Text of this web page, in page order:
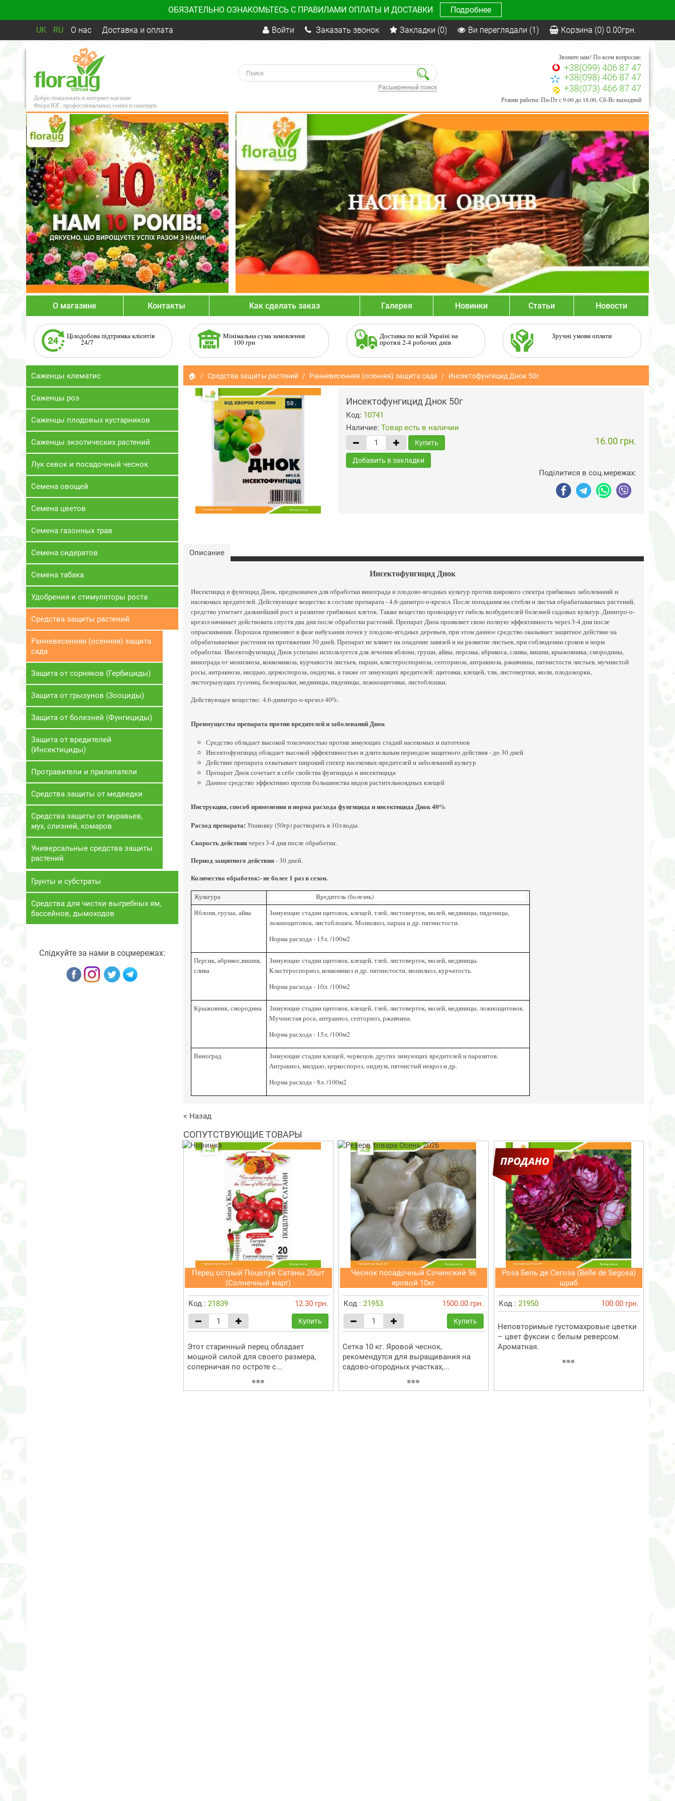
ОБЯЗАТЕЛЬНО ОЗНАКОМЬТЕСЬ С ПРАВИЛАМИ ОПЛАТЫ И ДОСТАВКИ Подробнее
UK RU О нас Доставка и оплата Войти Заказать звонок Закладки (0) Ви переглядали (1) Корзина (0) 0.00грн.
Добро пожаловать в интернет-магазин
Флора ЮГ, профессиональных семян и саженцев.
Расширенный поиск
Звоните нам! По всем вопросам:
+38(099) 406 87 47
+38(098) 406 87 47
+38(073) 466 87 47
Режим работы: Пн-Пт с 9.00 до 18.00, Сб-Вс выходной
О магазине Контакты Как сделать заказ Галерея Новинки Статьи Новости
Цілодобова підтримка клієнтів
24/7
Мінімальна сума замовлення
100 грн
Доставка по всій Україні на
протязі 2-4 робочих днів
Зручні умови оплати
Саженцы клематис
Саженцы роз
Саженцы плодовых кустарников
Саженцы экзотических растений
Лук севок и посадочный чеснок
Семена овощей
Семена цветов
Семена газонных трав
Семена сидератов
Семена табака
Удобрения и стимуляторы роста
Средства защиты растений
Ранневесенняя (осенняя) защита
сада
Защита от сорняков (Гербициды)
Защита от грызунов (Зооциды)
Защита от болезней (Фунгициды)
Защита от вредителей
(Инсектициды)
Протравители и прилипатели
Средства защиты от медведки
Средства защиты от муравьев,
мух, слизней, комаров
Универсальные средства защиты
растений
Грунты и субстраты
Средства для чистки выгребных ям,
бассейнов, дымоходов
Слідкуйте за нами в соцмережах:
🏠 Средства защиты растений Ранневесенняя (осенняя) защита сада Инсектофунгицид Днок 50г
Инсектофунгицид Днок 50г
Код: 10741
Наличие: Товар есть в наличии
Купить 16.00 грн.
Добавить в закладки
Поділитися в соц.мережах:
Описание
Инсектофунгицид Днок
Инсектицид и фунгицид Днок, предназначен для обработки винограда и плодово-ягодных культур против широкого спектра грибковых заболеваний и
насекомых вредителей. Действующее вещество в составе препарата - 4.6-динитро-о-крезол. После попадания на стебли и листья обрабатываемых растений,
средство угнетает дальнейший рост и развитие грибковых клеток. Также вещество провоцирует гибель возбудителей болезней садовых культур. Динитро-о-
крезол начинает действовать спустя два дня после обработки растений. Препарат Днок проявляет свою полную эффективность через 3-4 дня после
опрыскивания. Порошок применяют в фазе набухания почек у плодово-ягодных деревьев, при этом данное средство оказывает защитное действие на
обрабатываемые растения на протяжении 30 дней. Препарат не влияет на опадение завязей и на развитие листьев, при соблюдении сроков и норм
обработки. Инсектофунгицид Днок успешно используется для лечения яблони, груши, айвы, персика, абрикоса, сливы, вишни, крыжовника, смородины,
винограда от монилиоза, коккомикоза, курчавости листьев, парши, клястероспориоза, септориоза, антракноза, ржавчины, пятнистости листьев, мучнистой
росы, антракноза, милдью, церкоспороза, оидиума, а также от зимующих вредителей: щитовки, клещей, тли, листовертки, моли, плодожорки,
листогрызущих гусениц, белокрылки, медяницы, пяденицы, ложнощитовки, листоблошки.
Действующее вещество: 4.6-динитро-о-крезол 40%.
Преимущества препарата против вредителей и заболеваний Днок
Средство обладает высокой токсичностью против зимующих стадий насекомых и патогенов
Инсектофунгицид обладает высокой эффективностью и длительным периодом защитного действия - до 30 дней
Действие препарата охватывает широкий спектр насекомых-вредителей и заболеваний культур
Препарат Днок сочетает в себе свойства фунгицида и инсектицида
Данное средство эффективно против большинства видов растительноядных клещей
Инструкция, способ применения и норма расхода фунгицида и инсектицида Днок 40%
Расход препарата:Упаковку (50гр) растворить в 10л воды.
Скорость действиячерез 3-4 дня после обработки.
Период защитного действия- 30 дней.
Количество обработок:- не более 1 раз в сезон.
Культура
Вредитель (болезнь)
Яблоня, груша, айва
Зимующие стадии щитовок, клещей, тлей, листоверток, молей, медяницы, пяденицы,
ложнощитовок, листоблошек. Монилиоз, парша и др. пятнистости.
Норма расхода - 15л. /100м2
Персик, абрикос,вишня,
слива
Зимующие стадии щитовок, клещей, тлей, листоверток, молей, медяницы.
Кластероспориоз, коккомикоз и др. пятнистости, монилиоз, курчатость.
Норма расхода - 10л. /100м2
Крыжовник, смородина
Зимующие стадии щитовок, клещей, тлей, листоверток, молей, медяницы, ложнощитовок.
Мучнистая роса, антракноз, септориоз, ржавчина.
Норма расхода - 15л. /100м2
Виноград
Зимующие стадии клещей, червецов, других зимующих вредителей и паразитов.
Антракноз, милдью, церкоспороз, оидиум, пятнистый некроз и др.
Норма расхода - 8л. /100м2
< Назад
СОПУТСТВУЮЩИЕ ТОВАРЫ
Перец острый Поцелуй Сатаны 20шт
(Солнечный март)
Код : 21839 12.30 грн.
Купить
Этот старинный перец обладает
мощной силой для своего размера,
соперничая по остроте с...
Чеснок посадочный Сочинский 56
яровой 10кг
Код : 21953 1500.00 грн.
Купить
Сетка 10 кг. Яровой чеснок,
рекомендутся для выращивания на
садово-огородных участках,...
Роза Бель де Сегоза (Belle de Segosa)
шраб
Код : 21950 100.00 грн.
Неповторимые густомахровые цветки
– цвет фуксии с белым реверсом.
Ароматная.